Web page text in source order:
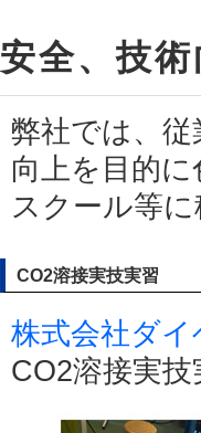
安全、技
弊社では、
向上を目的
スクール等
CO2溶接実技実習
株式会社ダ
CO2溶接実技